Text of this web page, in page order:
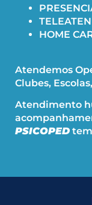
HOME
Atendemos
Clubes,
Atendimento
PSICOPED